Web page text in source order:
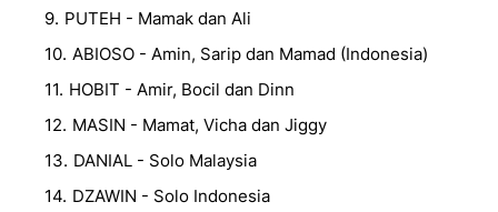
PUTEH - Mamak dan Ali
ABIOSO - Amin, Sarip dan Mamad (Indonesia)
HOBIT - Amir, Bocil dan Dinn
MASIN - Mamat, Vicha dan Jiggy
DANIAL - Solo Malaysia
DZAWIN - Solo Indonesia